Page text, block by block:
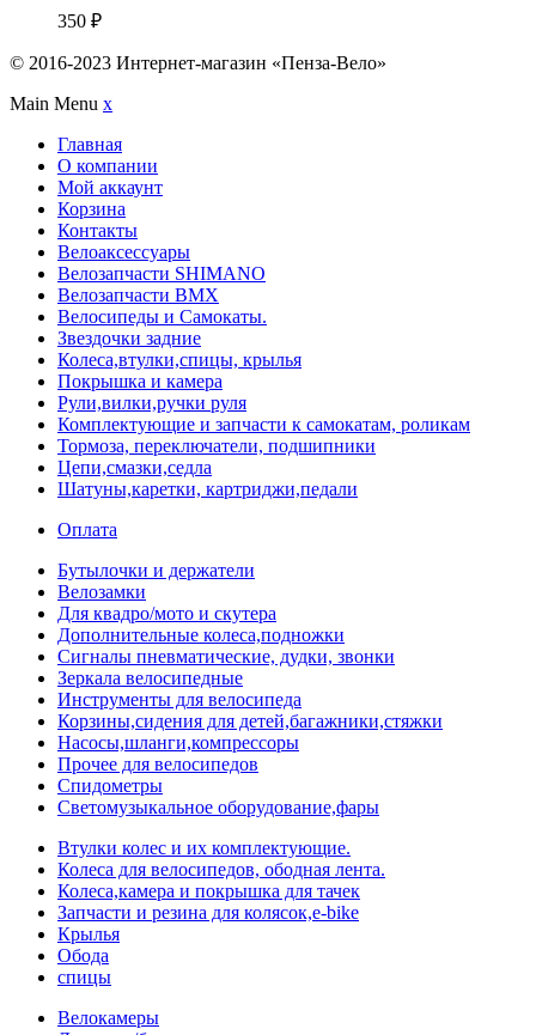
350 ₽
© 2016-2023 Интернет-магазин «Пенза-Вело»
Main Menu x
Главная
О компании
Мой аккаунт
Корзина
Контакты
Велоаксессуары
Велозапчасти SHIMANO
Велозапчасти BMX
Велосипеды и Самокаты.
Звездочки задние
Колеса,втулки,спицы, крылья
Покрышка и камера
Рули,вилки,ручки руля
Комплектующие и запчасти к самокатам, роликам
Тормоза, переключатели, подшипники
Цепи,смазки,седла
Шатуны,каретки, картриджи,педали
Оплата
Бутылочки и держатели
Велозамки
Для квадро/мото и скутера
Дополнительные колеса,подножки
Сигналы пневматические, дудки, звонки
Зеркала велосипедные
Инструменты для велосипеда
Корзины,сидения для детей,багажники,стяжки
Насосы,шланги,компрессоры
Прочее для велосипедов
Спидометры
Светомузыкальное оборудование,фары
Втулки колес и их комплектующие.
Колеса для велосипедов, ободная лента.
Колеса,камера и покрышка для тачек
Запчасти и резина для колясок,e-bike
Крылья
Обода
спицы
Велокамеры